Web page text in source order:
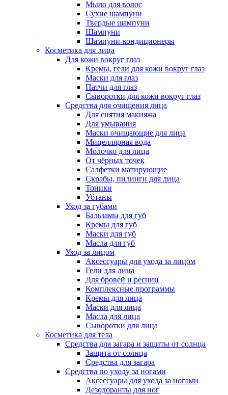
Мыло для волос
Сухие шампуни
Твердые шампуни
Шампуни
Шампуни-кондиционеры
Косметика для лица
Для кожи вокруг глаз
Кремы, гели для кожи вокруг глаз
Маски для глаз
Патчи для глаз
Сыворотки для кожи вокруг глаз
Средства для очищения лица
Для снятия макияжа
Для умывания
Маски очищающие для лица
Мицеллярная вода
Молочко для лица
От чёрных точек
Салфетки матирующие
Скрабы, пилинги для лица
Тоники
Убтаны
Уход за губами
Бальзамы для губ
Кремы для губ
Маски для губ
Масла для губ
Уход за лицом
Аксессуары для ухода за лицом
Гели для лица
Для бровей и ресниц
Комплексные программы
Кремы для лица
Маски для лица
Масла для лица
Сыворотки для лица
Косметика для тела
Средства для загара и защиты от солнца
Защита от солнца
Средства для загара
Средства по уходу за ногами
Аксессуары для ухода за ногами
Дезодоранты для ног